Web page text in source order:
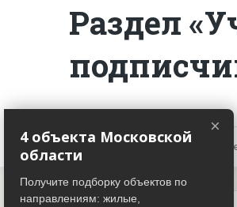
Раздел
Описание объекта
×
4 объекта Московской
области
Получите подборку объектов по
направлениям: жилые,